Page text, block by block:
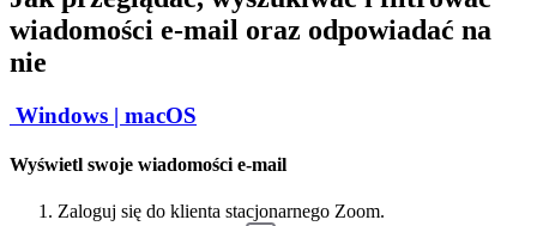
wiadomości e-mail oraz odpowiadać na
nie
Windows | macOS
Wyświetl swoje wiadomości e-mail
Zaloguj się do klienta stacjonarnego Zoom.